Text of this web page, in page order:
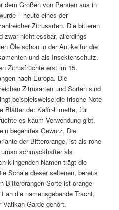
dem Großen von Persien aus in
– heute eines der
Zitrusarten. Die bitteren
zwar nicht essbar, allerdings
Öle schon in der Antike für die
und als Insektenschutz.
Zitrusfrüchte erst im 15.
nach Europa. Die
Zitrusarten und Sorten sind
beispielsweise die frische Note
Blätter der Kaffir-Limette, für
es kaum Verwendung gibt,
begehrtes Gewürz. Die
der Bitterorange, ist als rohe
schmackhafter als
klingenden Namen trägt die
Schale dieser seltenen, bereits
Bitterorangen-Sorte ist orange-
an die namensgebende Tracht,
Garde gehört.